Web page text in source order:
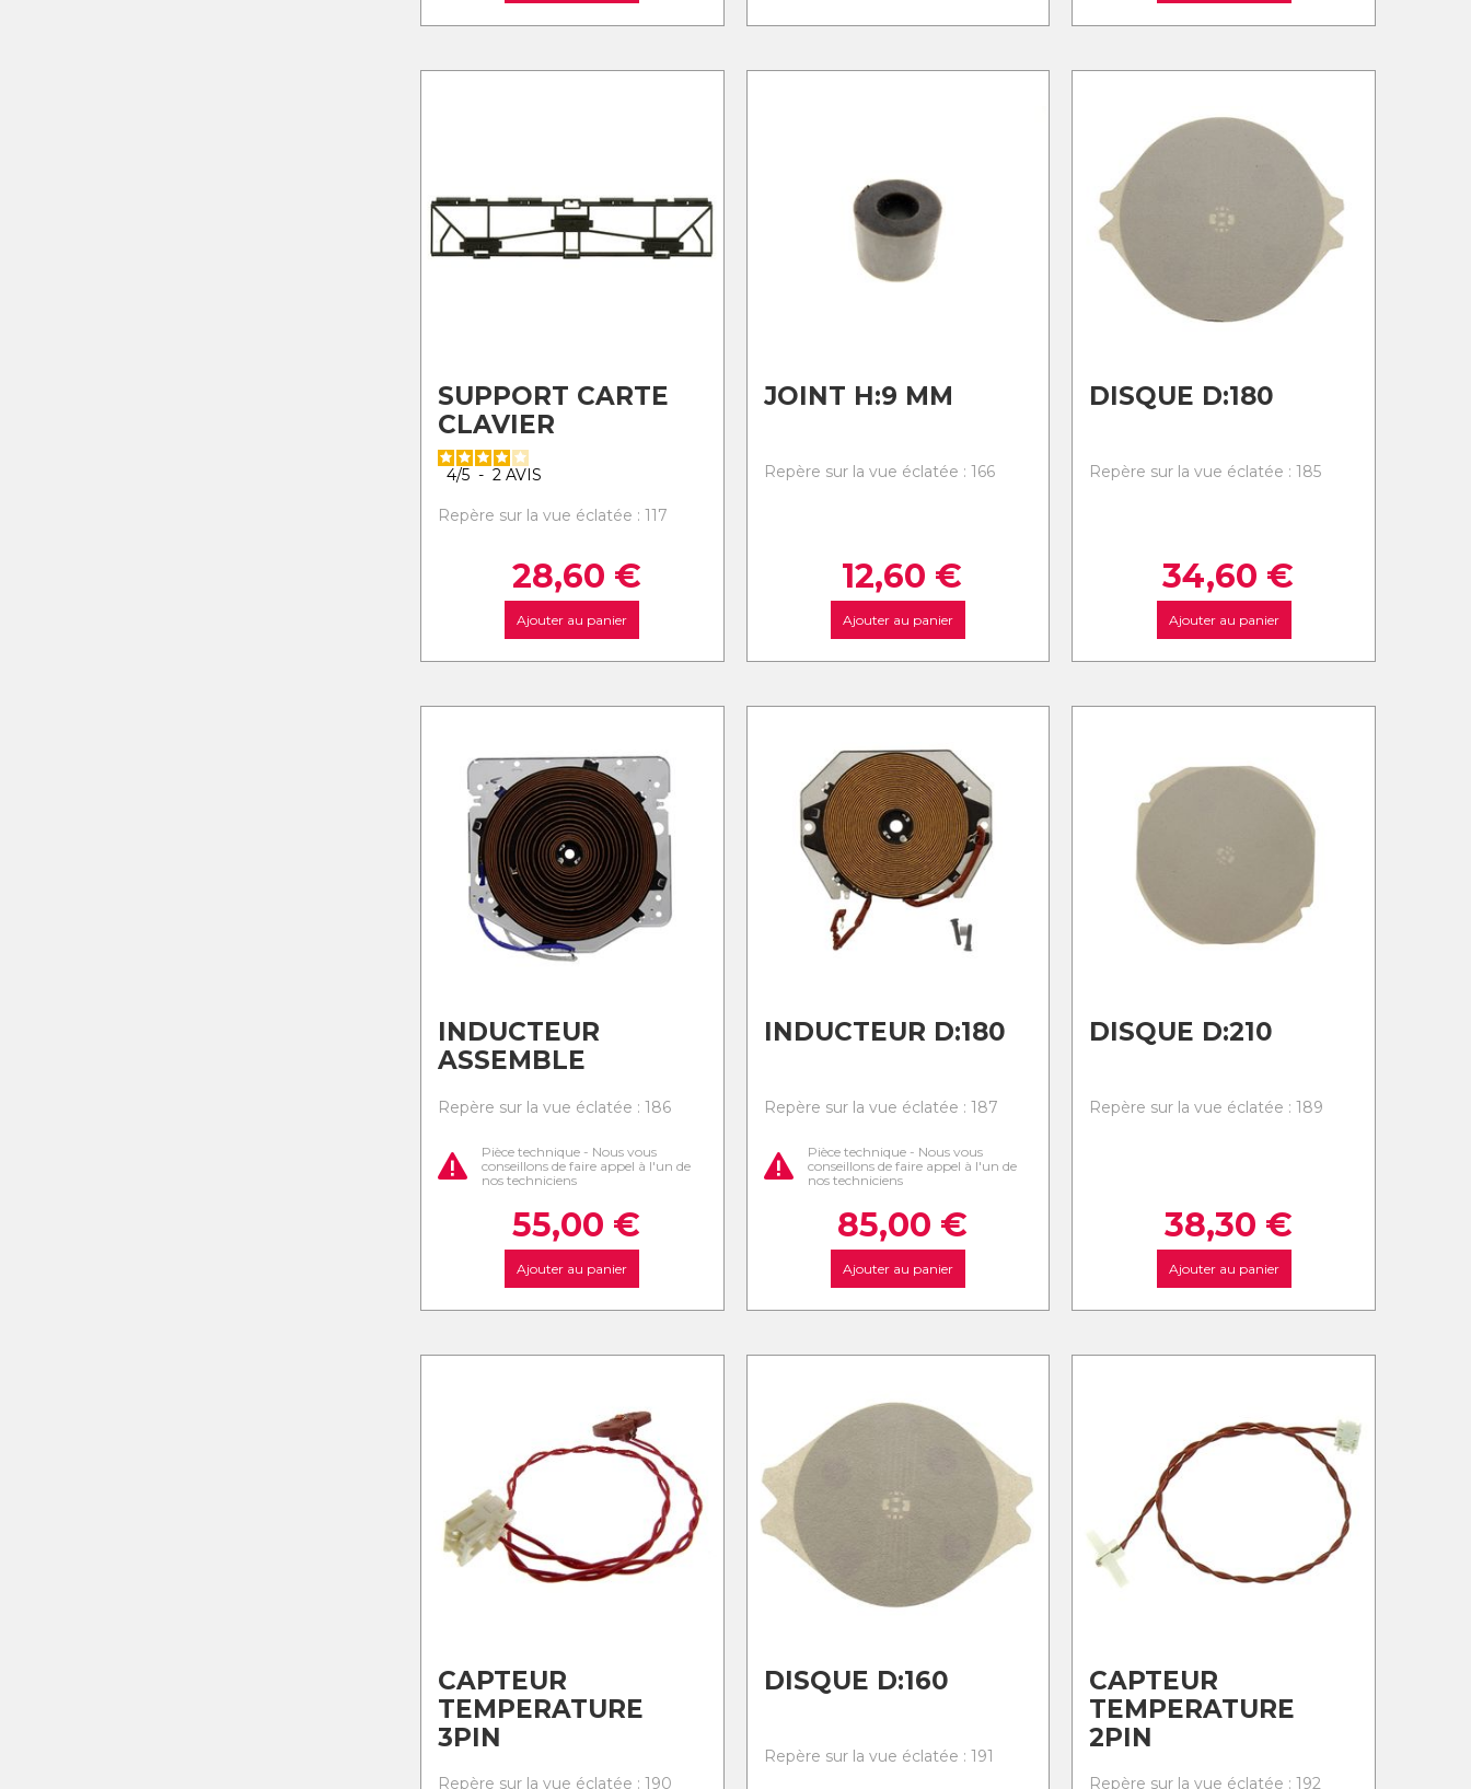
SUPPORT CARTE
CLAVIER
4/5 - 2 AVIS
Repère sur la vue éclatée : 117
28,60 €
Ajouter au panier
JOINT H:9 MM
Repère sur la vue éclatée : 166
12,60 €
Ajouter au panier
DISQUE D:180
Repère sur la vue éclatée : 185
34,60 €
Ajouter au panier
INDUCTEUR
ASSEMBLE
Repère sur la vue éclatée : 186
Pièce technique - Nous vous
conseillons de faire appel à l'un de
nos techniciens
55,00 €
Ajouter au panier
INDUCTEUR D:180
Repère sur la vue éclatée : 187
Pièce technique - Nous vous
conseillons de faire appel à l'un de
nos techniciens
85,00 €
Ajouter au panier
DISQUE D:210
Repère sur la vue éclatée : 189
38,30 €
Ajouter au panier
CAPTEUR
TEMPERATURE
3PIN
Repère sur la vue éclatée : 190
DISQUE D:160
Repère sur la vue éclatée : 191
CAPTEUR
TEMPERATURE
2PIN
Repère sur la vue éclatée : 192